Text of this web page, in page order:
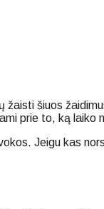
šiuos
prie to, ką laiko
Jeigu kas